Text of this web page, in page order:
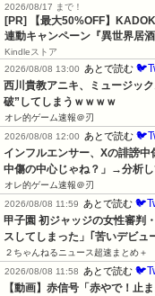
2026/08/17 まで！
[PR] 【最大50%OFF】
連動キャンペーン『異世界居
Kindleストア
2026/08/08 13:00
あとで読む
西川貴教アニキ、ミュージッ
破”してしまうｗｗｗｗ
オレ的ゲーム速報＠刃
2026/08/08 12:00
あとで読む
インフルエンサー、Xの誹謗
中傷の中心じゃね？」→分析
オレ的ゲーム速報＠刃
2026/08/08 11:59
あとで読む
甲子園 初ジャッジの女性審判
スしてしまった」｢苦いデビ
２ちゃんねるニュース超速まとめ＋
2026/08/08 11:58
あとで読む
【動画】赤信号「赤やで！止